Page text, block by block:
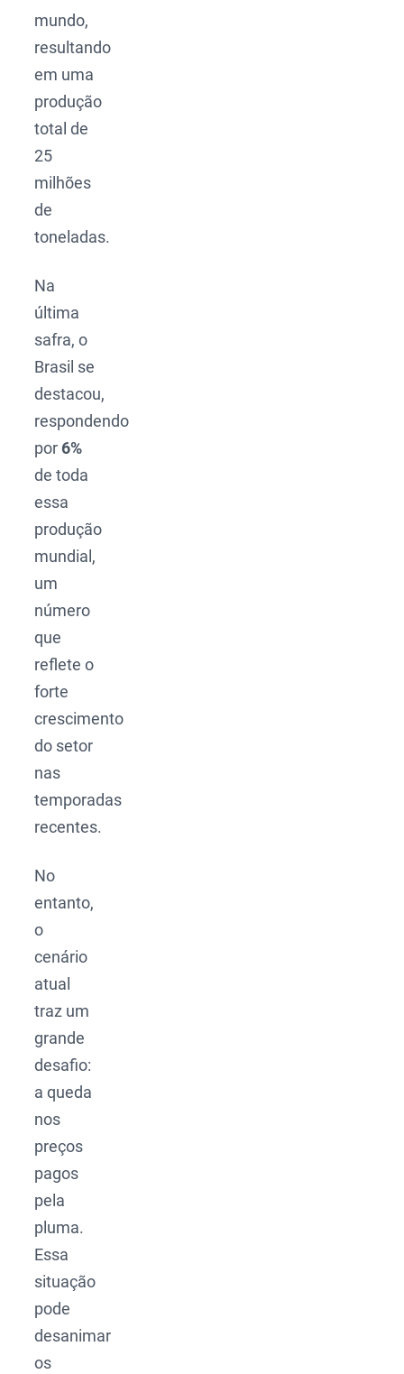
mundo,
resultando
em uma
produção
total de
25
milhões
de
toneladas.
Na
última
safra, o
Brasil se
destacou,
respondendo
por 6%
de toda
essa
produção
mundial,
um
número
que
reflete o
forte
crescimento
do setor
nas
temporadas
recentes.
No
entanto,
o
cenário
atual
traz um
grande
desafio:
a queda
nos
preços
pagos
pela
pluma.
Essa
situação
pode
desanimar
os